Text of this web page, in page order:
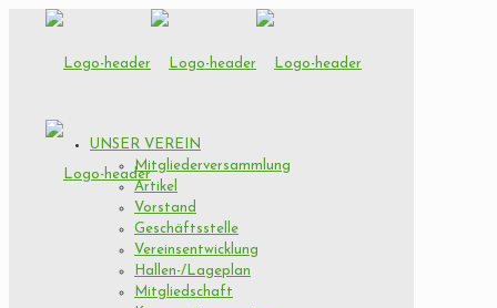
UNSER VEREIN
Mitgliederversammlung
Artikel
Vorstand
Geschäftsstelle
Vereinsentwicklung
Hallen-/Lageplan
Mitgliedschaft